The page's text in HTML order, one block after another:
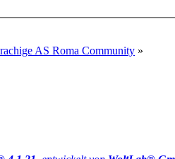
AS Roma Community »